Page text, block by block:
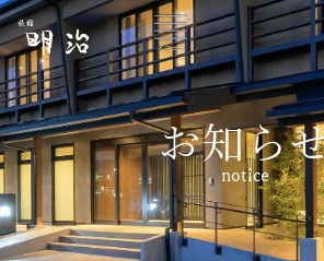
お知ら
notice